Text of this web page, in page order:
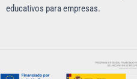
educativos para empresas.